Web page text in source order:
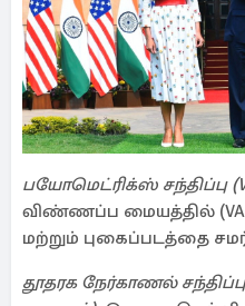
பயோமெட்ரிக்ஸ் சந்திப்பு
விண்ணப்ப மையத்தில்
மற்றும் புகைப்படத்தை
தூதரக நேர்காணல்